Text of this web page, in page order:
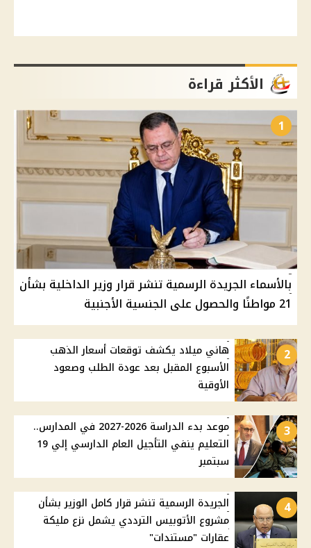
الأكثر قراءة
1
بالأسماء الجريدة الرسمية تنشر قرار وزير الداخلية بشأن
21 مواطنًا والحصول على الجنسية الأجنبية
2
هاني ميلاد يكشف توقعات أسعار الذهب
الأسبوع المقبل بعد عودة الطلب وصعود
الأوقية
3
موعد بدء الدراسة 2026-2027 في المدارس..
التعليم ينفي التأجيل العام الدارسي إلي 19
سبتمبر
4
الجريدة الرسمية تنشر قرار كامل الوزير بشأن
مشروع الأتوبيس الترددي يشمل نزع مليكة
عقارات "مستندات"